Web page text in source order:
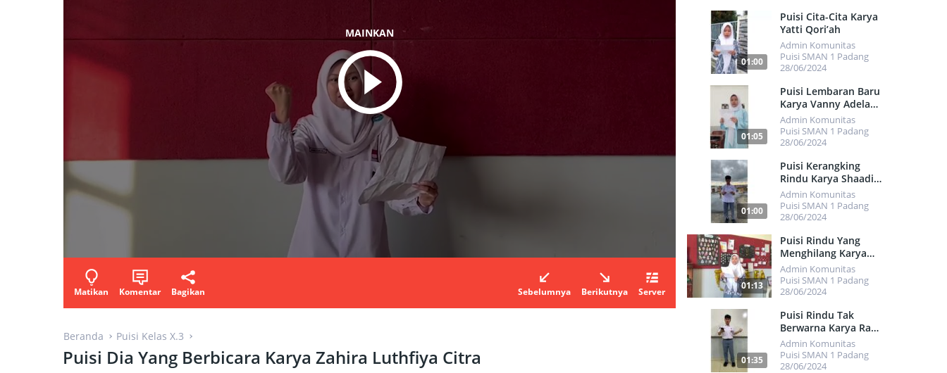
MAINKAN
Matikan Komentar Bagikan Sebelumnya Berikutnya Server
Beranda Puisi Kelas X.3
Puisi Dia Yang Berbicara Karya Zahira Luthfiya Citra
7676
500
01:00
Puisi Cita-Cita Karya
Yatti Qori’ah
Admin Komunitas
Puisi SMAN 1 Padang
28/06/2024
552
01:05
Puisi Lembaran Baru
Karya Vanny Adela
Putri
Admin Komunitas
Puisi SMAN 1 Padang
28/06/2024
450
01:00
Puisi Kerangking
Rindu Karya Shaadiq
Faraas Yulson
Admin Komunitas
Puisi SMAN 1 Padang
28/06/2024
475
01:13
Puisi Rindu Yang
Menghilang Karya
Selvia Mulianisa
Admin Komunitas
Puisi SMAN 1 Padang
28/06/2024
01:35
Puisi Rindu Tak
Berwarna Karya Rafi
Abrar Gusman
Admin Komunitas
Puisi SMAN 1 Padang
28/06/2024